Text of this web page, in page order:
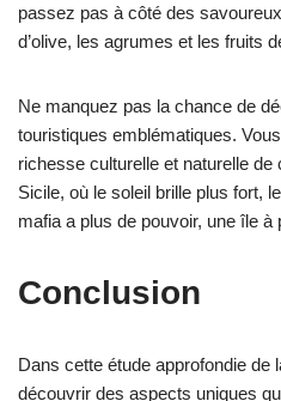
passez pas à côté des
d’olive, les agrumes et les fruits
Ne manquez pas la chance de
touristiques emblématiques.
richesse culturelle et naturelle
Sicile, où le soleil brille plus fort,
mafia a plus de pouvoir, une île à
Conclusion
Dans cette étude approfondie de
découvrir des aspects uniques